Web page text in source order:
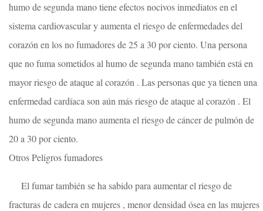
humo de segunda mano tiene efectos nocivos inmediatos en el
sistema cardiovascular y aumenta el riesgo de enfermedades del
corazón en los no fumadores de 25 a 30 por ciento. Una persona
que no fuma sometidos al humo de segunda mano también está en
mayor riesgo de ataque al corazón . Las personas que ya tienen una
enfermedad cardíaca son aún más riesgo de ataque al corazón . El
humo de segunda mano aumenta el riesgo de cáncer de pulmón de
20 a 30 por ciento.
Otros Peligros fumadores
El fumar también se ha sabido para aumentar el riesgo de
fracturas de cadera en mujeres , menor densidad ósea en las mujeres